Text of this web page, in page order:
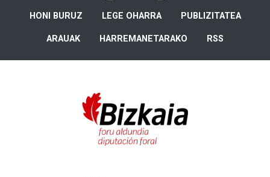
HONI BURUZ LEGE OHARRA PUBLIZITATEA
ARAUAK HARREMANETARAKO RSS